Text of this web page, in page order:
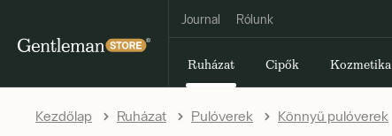
Journal Rólunk
Ruházat Cipők Kozmetika
Kezdőlap Ruházat Pulóverek Könnyű pulóverek